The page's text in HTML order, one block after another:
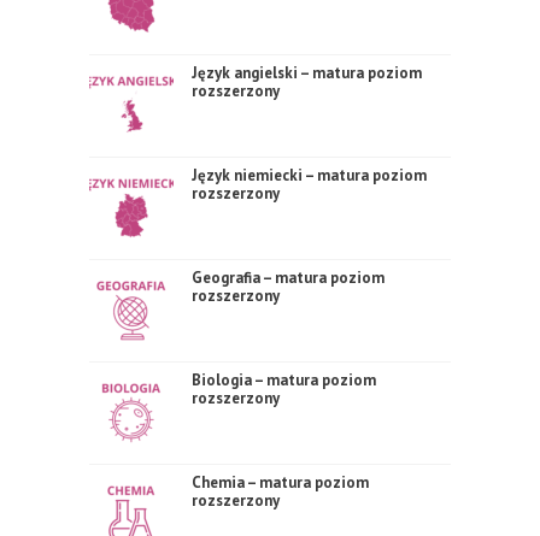
Język angielski – matura poziom
rozszerzony
Język niemiecki – matura poziom
rozszerzony
Geografia – matura poziom
rozszerzony
Biologia – matura poziom
rozszerzony
Chemia – matura poziom
rozszerzony